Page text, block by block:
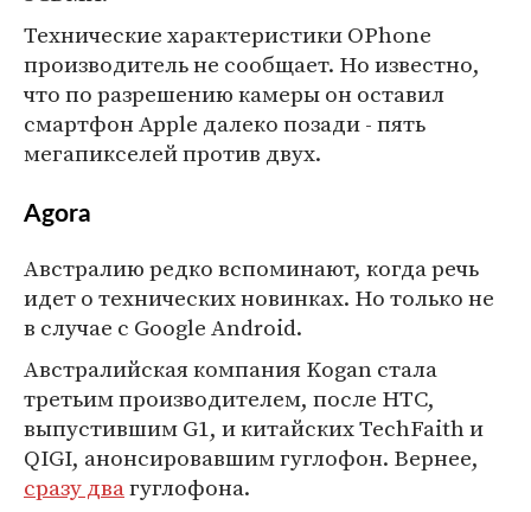
Технические характеристики OPhone
производитель не сообщает. Но известно,
что по разрешению камеры он оставил
смартфон Apple далеко позади - пять
мегапикселей против двух.
Agora
Австралию редко вспоминают, когда речь
идет о технических новинках. Но только не
в случае с Google Android.
Австралийская компания Kogan стала
третьим производителем, после HTC,
выпустившим G1, и китайских TechFaith и
QIGI, анонсировавшим гуглофон. Вернее,
сразу двагуглофона.